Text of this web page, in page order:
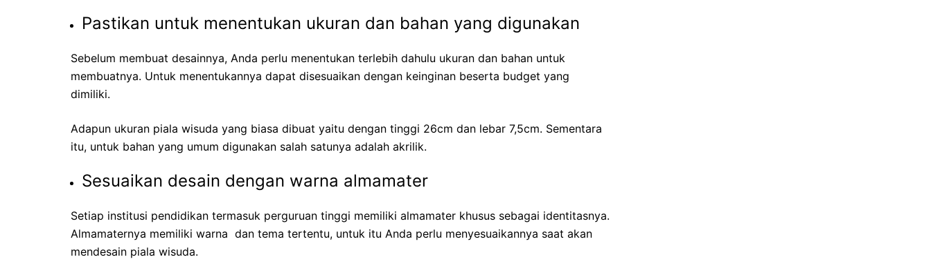
Pastikan untuk menentukan ukuran dan bahan yang digunakan
Sebelum membuat desainnya, Anda perlu menentukan terlebih dahulu ukuran dan bahan untuk
membuatnya. Untuk menentukannya dapat disesuaikan dengan keinginan beserta budget yang
dimiliki.
Adapun ukuran piala wisuda yang biasa dibuat yaitu dengan tinggi 26cm dan lebar 7,5cm. Sementara
itu, untuk bahan yang umum digunakan salah satunya adalah akrilik.
Sesuaikan desain dengan warna almamater
Setiap institusi pendidikan termasuk perguruan tinggi memiliki almamater khusus sebagai identitasnya.
Almamaternya memiliki warna dan tema tertentu, untuk itu Anda perlu menyesuaikannya saat akan
mendesain piala wisuda.